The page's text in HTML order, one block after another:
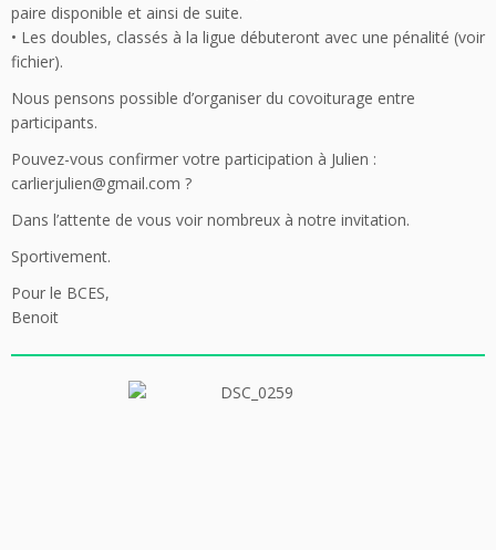
paire disponible et ainsi de suite.
• Les doubles, classés à la ligue débuteront avec une pénalité (voir
fichier).
Nous pensons possible d’organiser du covoiturage entre
participants.
Pouvez-vous confirmer votre participation à Julien :
carlierjulien@gmail.com ?
Dans l’attente de vous voir nombreux à notre invitation.
Sportivement.
Pour le BCES,
Benoit